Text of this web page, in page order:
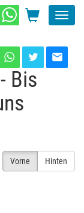
Bis
Vorne Hinten